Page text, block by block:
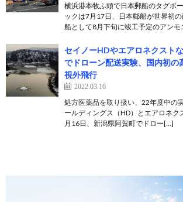
横浜港本牧ふ頭で日本郵船のタグボ
ックは7月17日、日本郵船が世界初
船として8月下旬に竣工予定のアン
セイノーHDやエアロネクスト
でドローン配送実験、国内初の
視外飛行
2022.03.16
処方医薬品を取り扱い、22年度中の
ールディングス（HD）とエアロネク
月16日、新潟県阿賀町でドロー[…]